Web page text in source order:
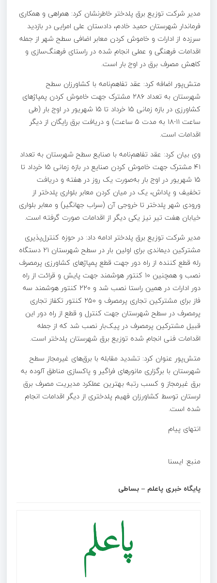
مدیر شرکت توزیع برق پلدختر خاطرنشان کرد: همراهی و همکاری
فرماندار شهرستان حمید خادم، دادستان علی امرایی در بازدید
سرزده از ادارات و خاموش کردن معابر اضافی سطح شهر از جمله
اقدامات فرهنگی و عملی انجام شده در راستای فرهنگ‌سازی و
کاهش مصرف برق در اوج بار است.
متش‌پور اضافه کرد: عقد تفاهم‌نامه با کشاورزان سطح
شهرستان به تعداد ۲۸۶ مشترک جهت خاموش کردن پمپاژهای
کشاورزی در بازه زمانی ۱۵ خرداد تا ۱۵ شهریور در اوج بار (طی
ساعت ۱۱-۱۸ به مدت ۵ ساعت) و دریافت برق رایگان از دیگر
اقدامات است.
وی بیان کرد: عقد تفاهم‌نامه با صنایع سطح شهرستان به تعداد
۴۱ مشترک جهت خاموش کردن صنایع در بازه زمانی ۱۵ خرداد تا
۱۵ شهریور در اوج بار به‌صورت یک روز در هفته و دریافت
تخفیف و پاداش، یک در میان کردن معابر بلواری پلدختر از
ورودی شهر پلدختر تا خروجی آن (سراب جهانگیر) و معابر بلواری
خیابان هفت تیر نیز یکی دیگر از اقدامات صورت گرفته است.
مدیر شرکت توزیع برق پلدختر ادامه داد: در حوزه کنترل‌پذیری
مشترکین دیماندی برای اولین بار در سطح شهرستان ۲۱ دستگاه
رله قطع کننده از راه دور جهت قطع پمپاژهای کشاورزی پرمصرف
نصب و همچنین ۱۰ کنتور هوشمند جهت پایش و قرائت از راه
دور ادارات در همین راستا نصب شد و ۲۲۰ کنتور هوشمند سه
فاز برای مشترکین تجاری پرمصرف و ۲۵۰ کنتور تکفاز تجاری
پرمصرف در سطح شهرستان جهت کنترل و قطع از راه دور این
قبیل مشترکین پرمصرف در پیک‌بار نصب شد که از جمله
اقدامات فنی انجام شده توزیع برق شهرستان پلدختر است.
متش‌پور عنوان کرد: تشدید مقابله با برق‌های غیرمجاز سطح
شهرستان با برگزاری مانورهای فراگیر و پاکسازی مناطق آلوده به
برق غیرمجاز و کسب رتبه بهترین عملکرد مدیریت مصرف برق
لرستان توسط کشاورزان فهیم پلدختری از دیگر اقدامات انجام
شده است.
انتهای پیام
منبع: ا‌یسنا
پایگاه خبری پاعلم – بساطی